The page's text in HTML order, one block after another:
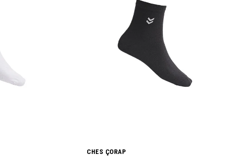
CHES ÇORAP